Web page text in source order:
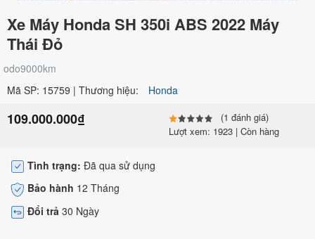
Xe Máy Honda SH 350i ABS 2022 Máy
Thái Đỏ
odo9000km
Mã SP: 15759 | Thương hiệu:
Honda
109.000.000₫
(1 đánh giá)
Lượt xem: 1923 | Còn hàng
Tình trạng: Đã qua sử dụng
Bảo hành 12 Tháng
Đổi trả 30 Ngày